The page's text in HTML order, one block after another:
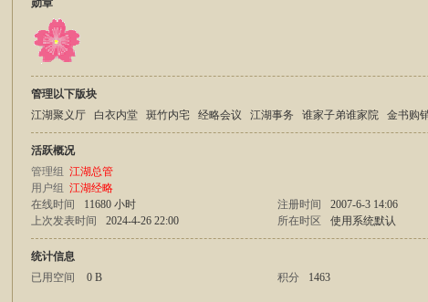
勋章
管理以下版块
江湖聚义厅
白衣内堂 斑竹内宅 经略会议 江湖事务 谁家子弟谁家院 金书购
活跃概况
管理组江湖总管
用户组江湖经略
在线时间
11680 小时 注册时间 2007-6-3 14:06
上次发表时间
2024-4-26 22:00 所在时区 使用系统默认
统计信息
已用空间
0 B 积分 1463